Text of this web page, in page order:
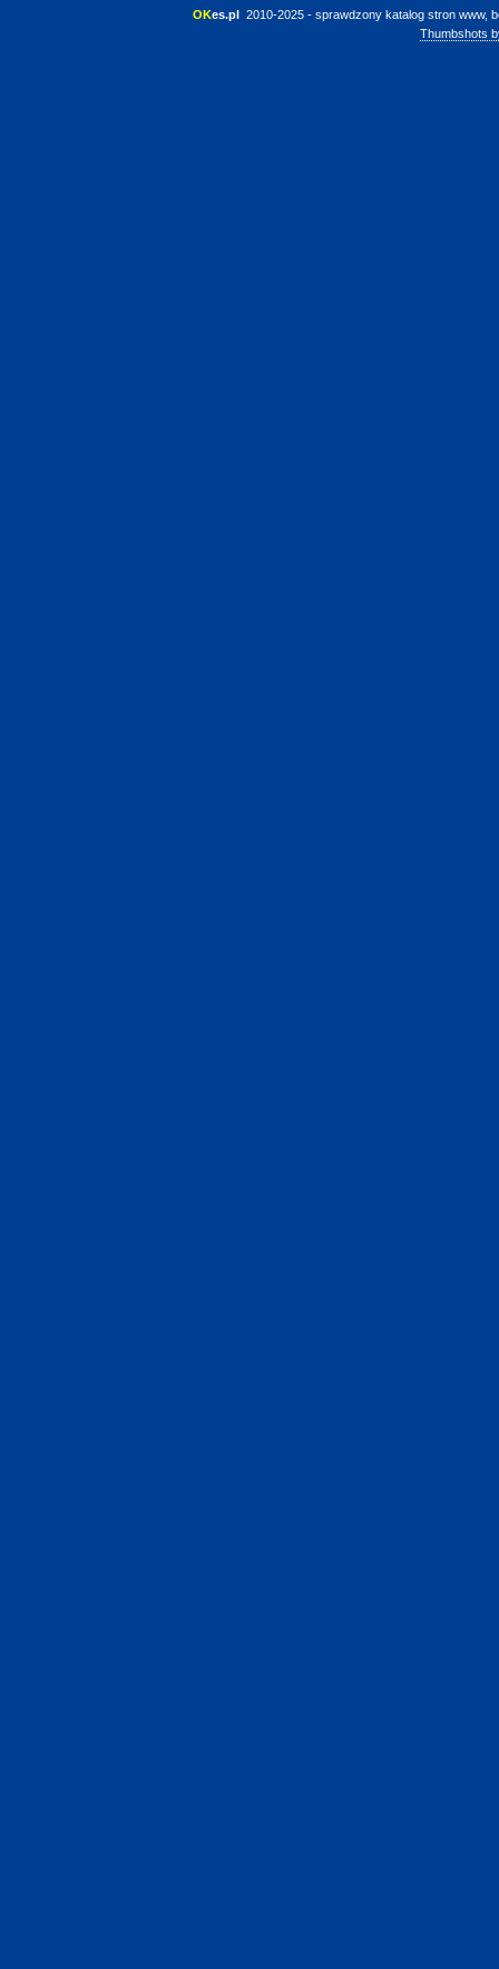
OKes.pl 2010-2025 - sprawdzony katalog stron www,
Thumbshots